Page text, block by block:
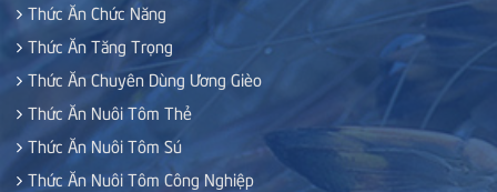
Thức Ăn Chức Năng
Thức Ăn Tăng Trọng
Thức Ăn Chuyên Dùng Ương Gièo
Thức Ăn Nuôi Tôm Thẻ
Thức Ăn Nuôi Tôm Sú
Thức Ăn Nuôi Tôm Công Nghiệp